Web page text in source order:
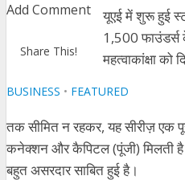
Add Comment
Share This!
BUSINESS • FEATURED
यूएई मेंशुरूहुई
1,500फाउंडर्स
महत्वाकांक्षाको
तकसीमितनरहकर,यहसीरीज़एक
कनेक्शनऔरकैपिटल(पूंजी)मिलती
बहुतअसरदारसाबितहुईहै।